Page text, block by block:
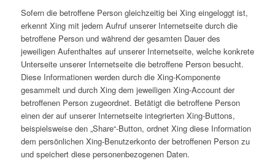
Sofern die betroffene Person gleichzeitig bei Xing eingeloggt ist,
erkennt Xing mit jedem Aufruf unserer Internetseite durch die
betroffene Person und während der gesamten Dauer des
jeweiligen Aufenthaltes auf unserer Internetseite, welche konkrete
Unterseite unserer Internetseite die betroffene Person besucht.
Diese Informationen werden durch die Xing-Komponente
gesammelt und durch Xing dem jeweiligen Xing-Account der
betroffenen Person zugeordnet. Betätigt die betroffene Person
einen der auf unserer Internetseite integrierten Xing-Buttons,
beispielsweise den „Share“-Button, ordnet Xing diese Information
dem persönlichen Xing-Benutzerkonto der betroffenen Person zu
und speichert diese personenbezogenen Daten.